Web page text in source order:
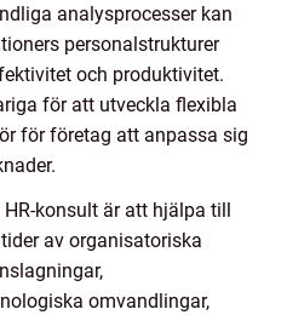
analysprocesser kan
personalstrukturer
och produktivitet.
för att utveckla flexibla
för företag att anpassa sig
konsult är att hjälpa till
av organisatoriska
omvandlingar,